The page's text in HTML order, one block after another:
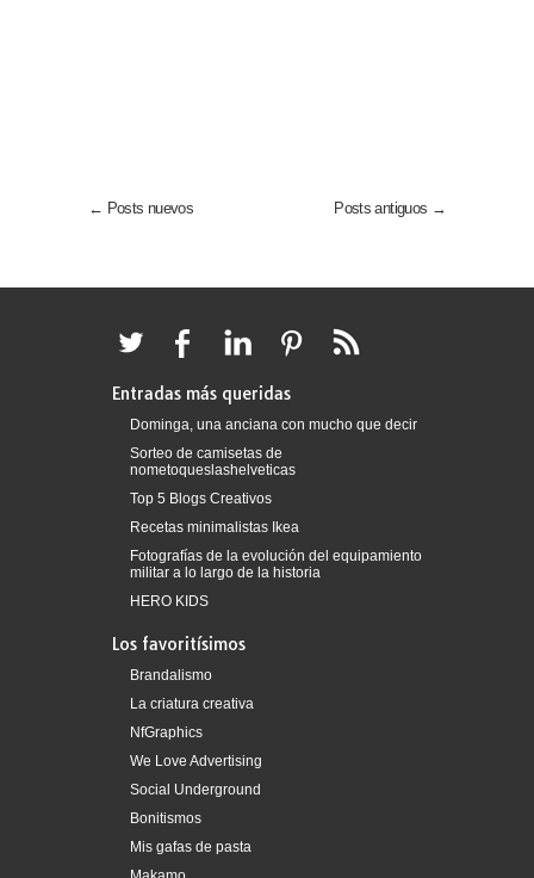
← Posts nuevos Posts antiguos →
Entradas más queridas
Dominga, una anciana con mucho que decir
Sorteo de camisetas de
nometoqueslashelveticas
Top 5 Blogs Creativos
Recetas minimalistas Ikea
Fotografías de la evolución del equipamiento
militar a lo largo de la historia
HERO KIDS
Los favoritísimos
Brandalismo
La criatura creativa
NfGraphics
We Love Advertising
Social Underground
Bonitismos
Mis gafas de pasta